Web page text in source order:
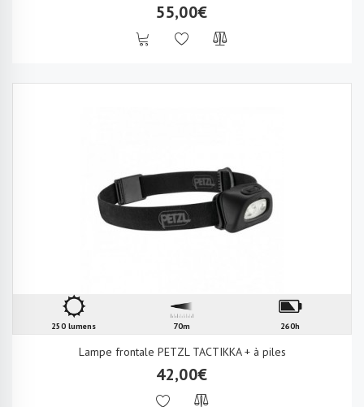
55,00€
250 lumens 70m 260h
Lampe frontale PETZL TACTIKKA + à piles
42,00€